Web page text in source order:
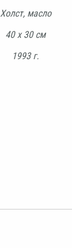
Холст, масло
40 х 30 см
1993 г.